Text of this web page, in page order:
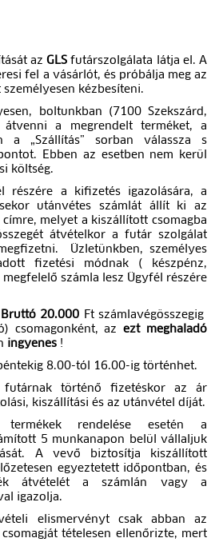
azGLS futárszolgálata látja el. A
fel a vásárlót, és próbálja meg az
kézbesíteni.
boltunkban (7100 Szekszárd,
a megrendelt terméket, a
a „Szállítás” sorban válassza s
Ebben az esetben nem kerül
költség.
részére a kifizetés igazolására, a
utánvétes számlát állít ki az
melyet a kiszállított csomagba
átvételkor a futár szolgálat
Üzletünkben, személyes
fizetési módnak ( készpénz,
számla lesz Ügyfél részére
Bruttó 20.000 Ft számlavégösszegig
csomagonként, azezt meghaladó
ingyenes !
8.00-tól 16.00-ig történhet.
futárnak történő fizetéskor az ár
kiszállítási és az utánvétel díját.
rendelése esetén a
5 munkanapon belül vállaljuk
A vevő biztosítja kiszállított
egyeztetett időpontban, és
átvételét a számlán vagy a
igazolja.
elismervényt csak abban az
tételesen ellenőrizte, mert